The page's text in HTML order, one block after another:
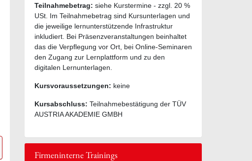
Teilnahmebetrag: siehe Kurstermine - zzgl. 20 %
USt. Im Teilnahmebetrag sind Kursunterlagen und
die jeweilige lernunterstützende Infrastruktur
inkludiert. Bei Präsenzveranstaltungen beinhaltet
das die Verpflegung vor Ort, bei Online-Seminaren
den Zugang zur Lernplattform und zu den
digitalen Lernunterlagen.
Kursvoraussetzungen: keine
Kursabschluss: Teilnahmebestätigung der TÜV
AUSTRIA AKADEMIE GMBH
Firmeninterne Trainings